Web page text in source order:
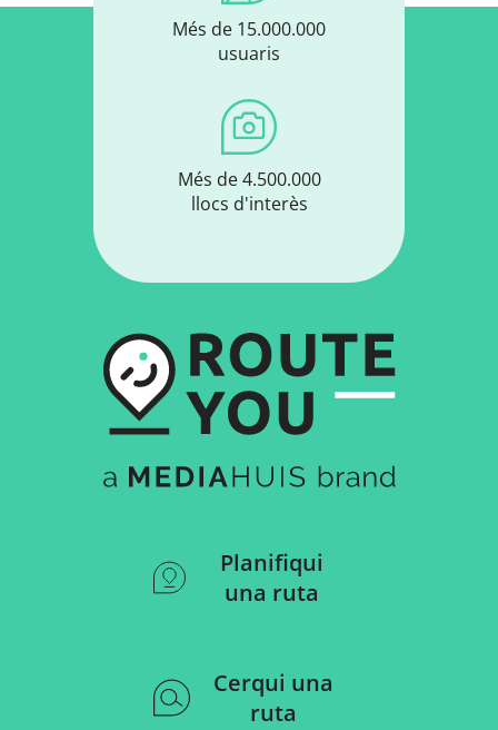
Més de 15.000.000
usuaris
Més de 4.500.000
llocs d'interès
Planifiqui
una ruta
Cerqui una
ruta